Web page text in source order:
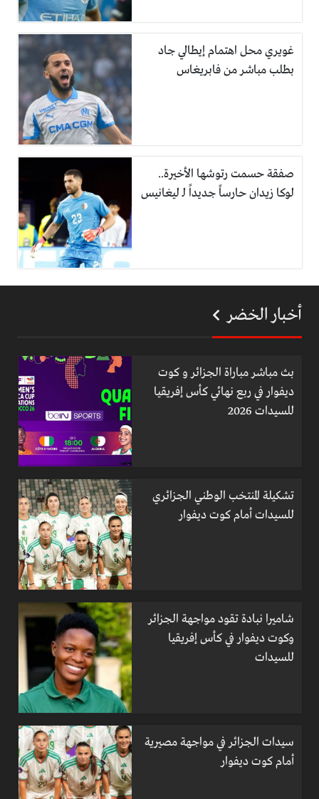
غويري محل اهتمام إيطالي جاد
بطلب مباشر من فابريغاس
صفقة حسمت رتوشها الأخيرة..
لوكا زيدان حارساً جديداً لـ ليغانيس
أخبار الخضر
بث مباشر مباراة الجزائر و كوت
ديفوار في ربع نهائي كأس إفريقيا
للسيدات 2026
تشكيلة المنتخب الوطني الجزائري
للسيدات أمام كوت ديفوار
شاميرا نبادة تقود مواجهة الجزائر
وكوت ديفوار في كأس إفريقيا
للسيدات
سيدات الجزائر في مواجهة مصيرية
أمام كوت ديفوار